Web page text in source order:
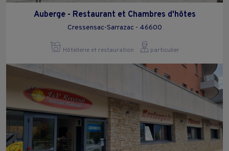
Auberge - Restaurant et Chambres d'hôtes
Cressensac-Sarrazac - 46600
Hôtellerie et restauration particulier